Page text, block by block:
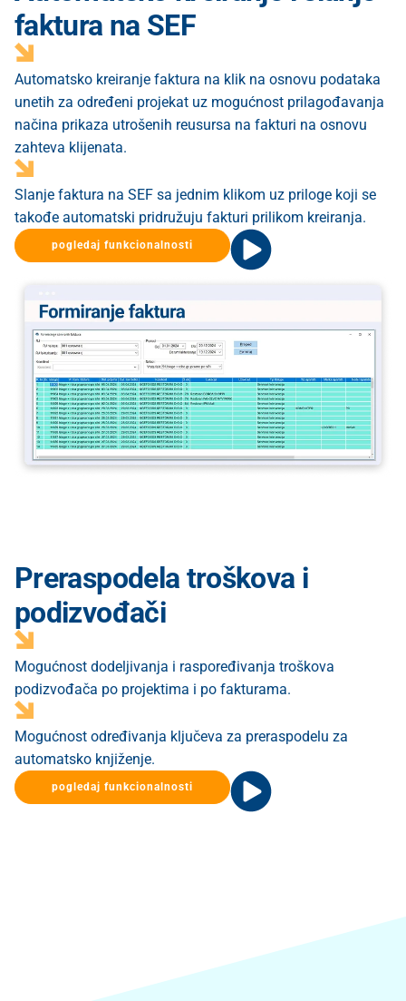
faktura na SEF
Automatsko kreiranje faktura na klik na osnovu podataka
unetih za određeni projekat uz mogućnost prilagođavanja
načina prikaza utrošenih reusursa na fakturi na osnovu
zahteva klijenata.
Slanje faktura na SEF sa jednim klikom uz priloge koji se
takođe automatski pridružuju fakturi prilikom kreiranja.
pogledaj funkcionalnosti
Preraspodela troškova i
podizvođači
Mogućnost dodeljivanja i raspoređivanja troškova
podizvođača po projektima i po fakturama.
Mogućnost određivanja ključeva za preraspodelu za
automatsko knjiženje.
pogledaj funkcionalnosti